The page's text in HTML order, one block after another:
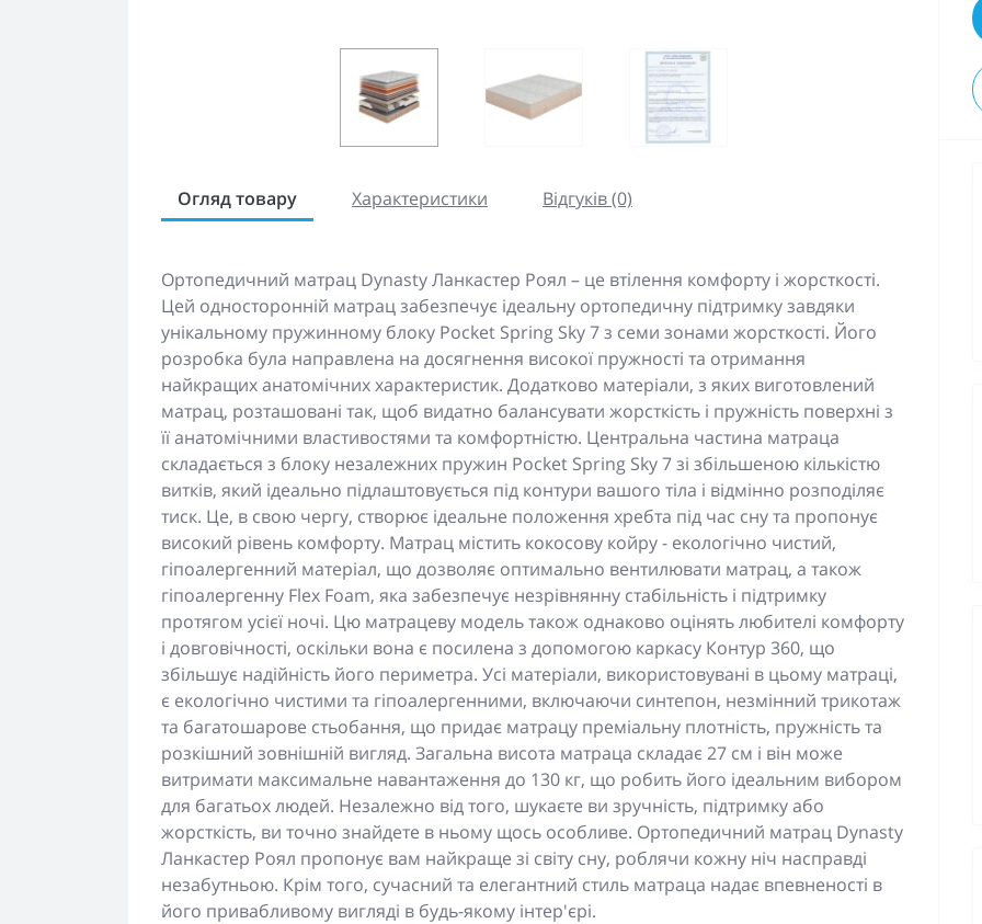
Огляд товару Характеристики Відгуків (0)
Ортопедичний матрац Dynasty Ланкастер Роял – це втілення комфорту і жорсткості.
Цей односторонній матрац забезпечує ідеальну ортопедичну підтримку завдяки
унікальному пружинному блоку Pocket Spring Sky 7 з семи зонами жорсткості. Його
розробка була направлена на досягнення високої пружності та отримання
найкращих анатомічних характеристик. Додатково матеріали, з яких виготовлений
матрац, розташовані так, щоб видатно балансувати жорсткість і пружність поверхні з
її анатомічними властивостями та комфортністю. Центральна частина матраца
складається з блоку незалежних пружин Pocket Spring Sky 7 зі збільшеною кількістю
витків, який ідеально підлаштовується під контури вашого тіла і відмінно розподіляє
тиск. Це, в свою чергу, створює ідеальне положення хребта під час сну та пропонує
високий рівень комфорту. Матрац містить кокосову койру - екологічно чистий,
гіпоалергенний матеріал, що дозволяє оптимально вентилювати матрац, а також
гіпоалергенну Flex Foam, яка забезпечує незрівнянну стабільність і підтримку
протягом усієї ночі. Цю матрацеву модель також однаково оцінять любителі комфорту
і довговічності, оскільки вона є посилена з допомогою каркасу Контур 360, що
збільшує надійність його периметра. Усі матеріали, використовувані в цьому матраці,
є екологічно чистими та гіпоалергенними, включаючи синтепон, незмінний трикотаж
та багатошарове стьобання, що придає матрацу преміальну плотність, пружність та
розкішний зовнішній вигляд. Загальна висота матраца складає 27 см і він може
витримати максимальне навантаження до 130 кг, що робить його ідеальним вибором
для багатьох людей. Незалежно від того, шукаєте ви зручність, підтримку або
жорсткість, ви точно знайдете в ньому щось особливе. Ортопедичний матрац Dynasty
Ланкастер Роял пропонує вам найкраще зі світу сну, роблячи кожну ніч насправді
незабутньою. Крім того, сучасний та елегантний стиль матраца надає впевненості в
його привабливому вигляді в будь-якому інтер'єрі.